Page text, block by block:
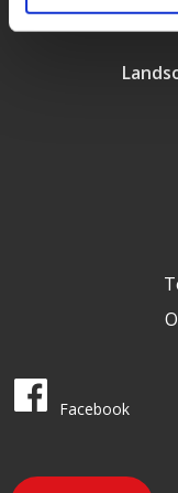
LO i sosiale
Facebook